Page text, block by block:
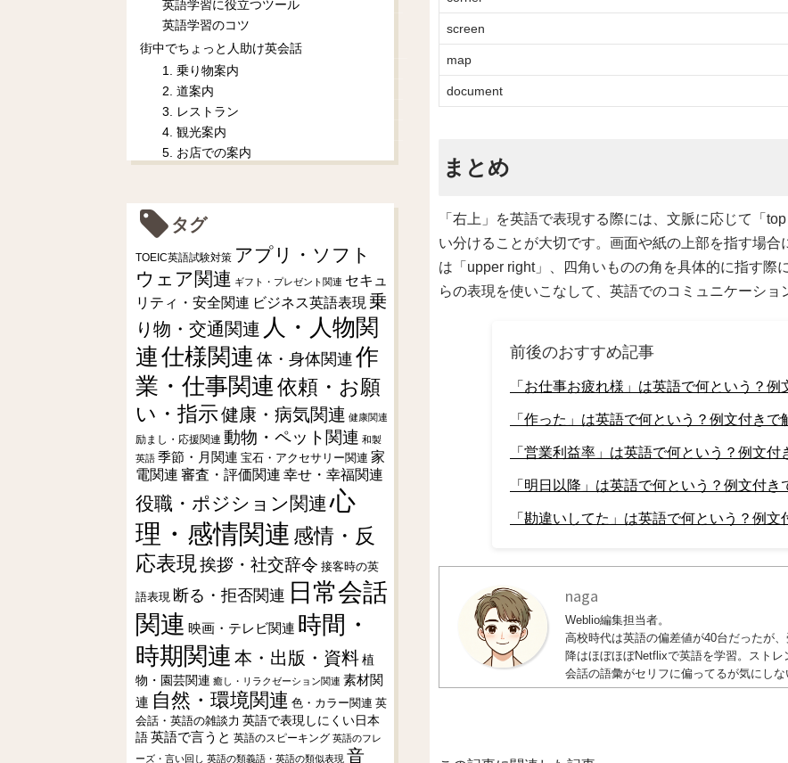
screen
map
document
まとめ
「右上」を英語で表現する際には、文脈に応じて「
い分けることが大切です。画面や紙の上部を指す場
は「upper right」、四角いものの角を具体的に指す際
らの表現を使いこなして、英語でのコミュニケーショ
前後のおすすめ記事
「お仕事お疲れ様」は英語で何という？例
「作った」は英語で何という？例文付きで
「営業利益率」は英語で何という？例文付
「明日以降」は英語で何という？例文付き
「勘違いしてた」は英語で何という？例文
naga
Weblio編集担当者。
高校時代は英語の偏差値が40台だったが
降はほぼほぼNetflixで英語を学習。スト
会話の語彙がセリフに偏ってるが気にし
英語学習に役立つツール
英語学習のコツ
街中でちょっと人助け英会話
1. 乗り物案内
2. 道案内
3. レストラン
4. 観光案内
5. お店での案内
タグ
TOEIC英語試験対策 アプリ・ソフト
ウェア関連 ギフト・プレゼント関連 セキュ
リティ・安全関連 ビジネス英語表現 乗
り物・交通関連 人・人物関
連仕様関連 体・身体関連 作
業・仕事関連依頼・お願
い・指示健康・病気関連 健康関連
励まし・応援関連 動物・ペット関連 和製
英語 季節・月関連 宝石・アクセサリー関連 家
電関連 審査・評価関連 幸せ・幸福関連
役職・ポジション関連 心
理・感情関連 感情・反
応表現挨拶・社交辞令 接客時の英
語表現 断る・拒否関連 日常会話
関連 映画・テレビ関連 時間・
時期関連 本・出版・資料植
物・園芸関連 癒し・リラクゼーション関連 素材関
連 自然・環境関連 色・カラー関連 英
会話・英語の雑談力 英語で表現しにくい日本
語 英語で言うと 英語のスピーキング 英語のフレ
ーズ・言い回し 英語の類義語・英語の類似表現 音